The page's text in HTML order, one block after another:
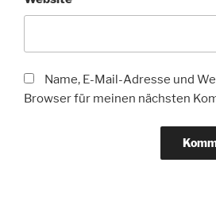
Name, E-Mail-Adresse und
Browser für meinen nächsten